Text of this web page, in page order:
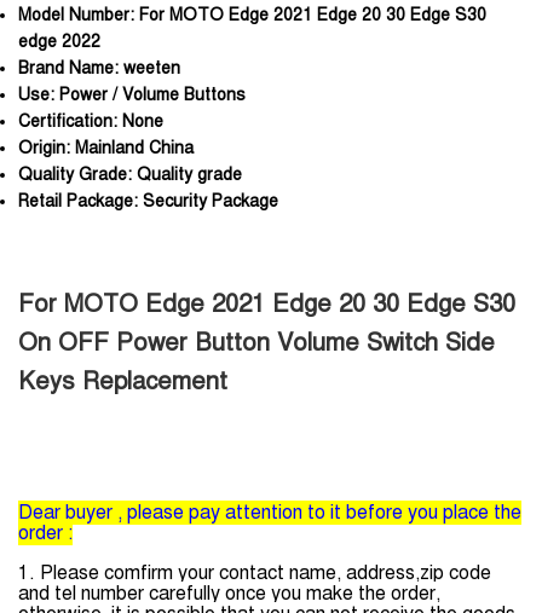
Model Number: For MOTO Edge 2021 Edge 20 30 Edge S30
edge 2022
Brand Name: weeten
Use: Power / Volume Buttons
Certification: None
Origin: Mainland China
Quality Grade: Quality grade
Retail Package: Security Package
For MOTO Edge 2021 Edge 20 30 Edge S30
On OFF Power Button Volume Switch Side
Keys Replacement
Dear buyer , please pay attention to it before you place the
order :
1. Please comfirm your contact name, address,zip code
and tel number carefully once you make the order,